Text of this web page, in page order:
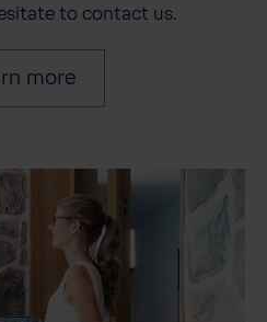
to contact us.
more